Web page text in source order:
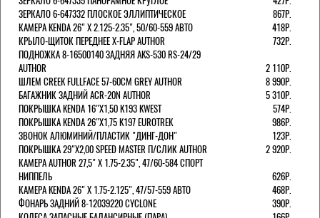
ЗЕРКАЛО 6-647332 ПЛОСКОЕ ЭЛЛИПТИЧЕСКОЕ
867Р.
КАМЕРА KENDA 26" Х 2.125-2.35", 50/60-559 АВТО
418Р.
КРЫЛО-ЩИТОК ПЕРЕДНЕЕ X-FLAP AUTHOR
732Р.
ПОДНОЖКА 8-16500140 ЗАДНЯЯ AKS-530 RS-24/29
AUTHOR
2 110Р.
ШЛЕМ CREEK FULLFACE 57-60СМ GREY AUTHOR
8 990Р.
БАГАЖНИК ЗАДНИЙ ACR-20N AUTHOR
5 310Р.
ПОКРЫШКА KENDA 16"Х1,50 K193 KWEST
574Р.
ПОКРЫШКА KENDA 26"Х1,75 K197 EUROTREK
986Р.
ЗВОНОК АЛЮМИНИЙ/ПЛАСТИК "ДИНГ-ДОН"
123Р.
ПОКРЫШКА 29"Х2,00 SPEED MASTER П/СЛИК AUTHOR
2 920Р.
КАМЕРА AUTHOR 27,5" Х 1.75-2.35", 47/60-584 СПОРТ
НИППЕЛЬ
626Р.
КАМЕРА KENDA 26" Х 1.75-2.125", 47/57-559 АВТО
468Р.
ФОНАРЬ ЗАДНИЙ 8-12039220 CYCLONE
390Р.